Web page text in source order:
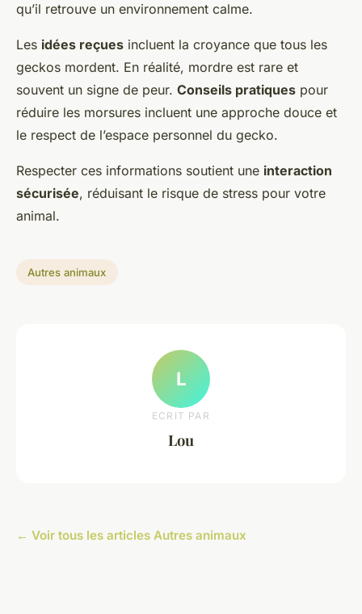
qu’il retrouve un environnement calme.
Les idées reçues incluent la croyance que tous les
geckos mordent. En réalité, mordre est rare et
souvent un signe de peur. Conseils pratiques pour
réduire les morsures incluent une approche douce et
le respect de l’espace personnel du gecko.
Respecter ces informations soutient une interaction
sécurisée, réduisant le risque de stress pour votre
animal.
Autres animaux
L
ECRIT PAR
Lou
← Voir tous les articles Autres animaux